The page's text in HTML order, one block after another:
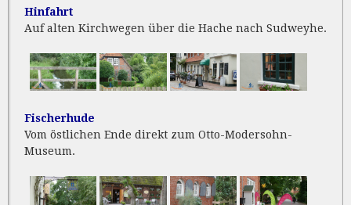
Hinfahrt
Auf alten Kirchwegen über die Hache nach Sudweyhe.
Fischerhude
Vom östlichen Ende direkt zum Otto-Modersohn-
Museum.